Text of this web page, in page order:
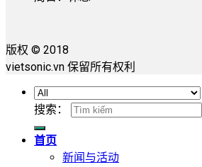
版权 © 2018
vietsonic.vn 保留所有权利
搜索：
首页
新闻与活动